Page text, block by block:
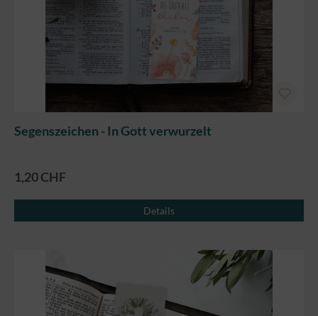
Segenszeichen - In Gott verwurzelt
1,20 CHF
Details